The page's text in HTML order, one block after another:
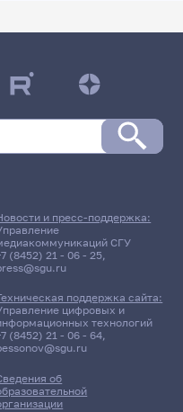
об
и пресс-поддержка:
СГУ
(8452) 21 - 06 - 25,
поддержка сайта:
цифровых и
технологий
(8452) 21 - 06 - 64,